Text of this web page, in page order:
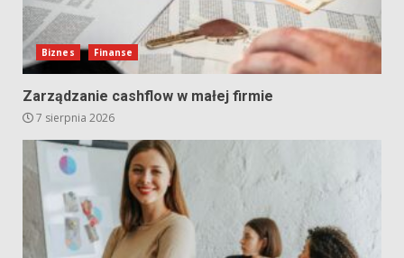
Biznes Finanse
Zarządzanie cashflow w małej firmie
7 sierpnia 2026